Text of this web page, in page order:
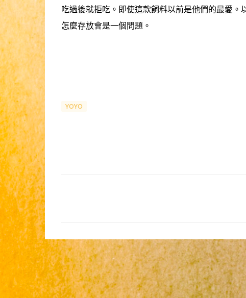
吃過後就拒吃。即使這款飼料以前是他們的最愛
怎麼存放會是一個問題。
YOYO